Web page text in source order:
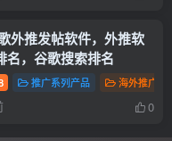
外推发帖软件，外推软
名，谷歌搜索排名
推广系列产品 海外推广
0